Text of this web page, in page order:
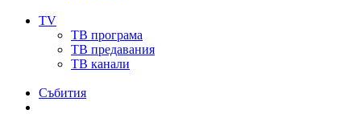
TV
ТВ програма
ТВ предавания
ТВ канали
Събития